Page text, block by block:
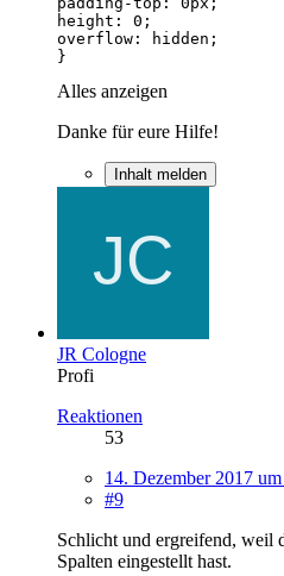
}
Alles anzeigen
Danke für eure Hilfe!
Inhalt melden
JR Cologne
Profi
Reaktionen
53
14. Dezember 2017
#9
Schlicht und ergreifend, weil
Spalten eingestellt hast.